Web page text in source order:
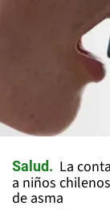
Salud
La
a niños
de asma